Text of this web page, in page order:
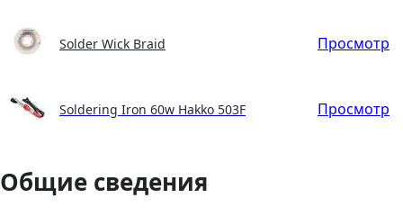
Solder Wick Braid Просмотр
Soldering Iron 60w Hakko 503F Просмотр
Общие сведения